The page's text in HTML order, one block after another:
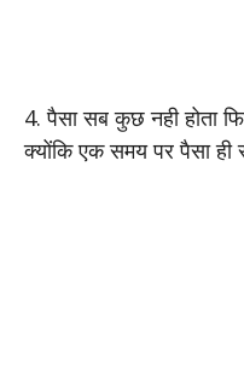
4. पैसा सब कुछ नही होता
क्योंकि एक समय पर पैसा ही